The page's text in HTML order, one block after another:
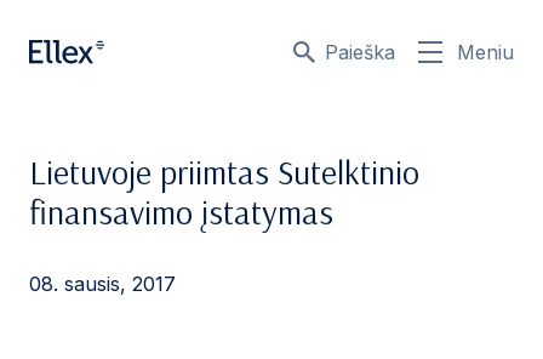
Paieška Meniu
Lietuvoje priimtas Sutelktinio
finansavimo įstatymas
08. sausis, 2017